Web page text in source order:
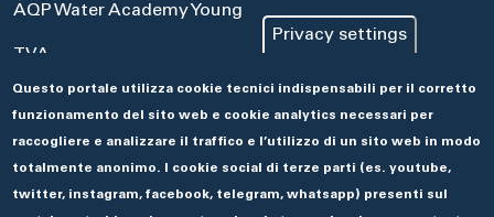
AQP Water Academy Young
TVA
Portale Acquisti
Aseco
Privacy settings
Questo portale utilizza cookie tecnici indispensabili per il corretto
funzionamento del sito web e cookie analytics necessari per
raccogliere e analizzare il traffico e l’utilizzo di un sito web in modo
totalmente anonimo. I cookie social di terze parti (es. youtube,
twitter, instagram, facebook, telegram, whatsapp) presenti sul